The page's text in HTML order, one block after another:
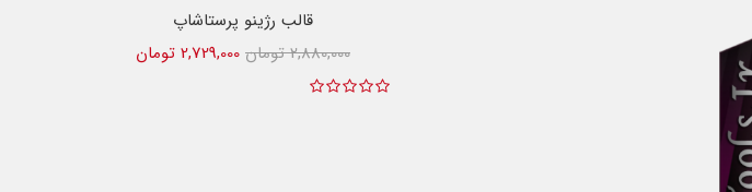
قالب رژینو پرستاشاپ
2,729,000 تومان
2,880,000 تومان